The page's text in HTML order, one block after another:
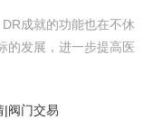
成就的功能也在不休
的发展，进一步提高医
|阀门交易